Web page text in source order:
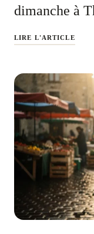
dimanche à
LIRE L'ARTICLE